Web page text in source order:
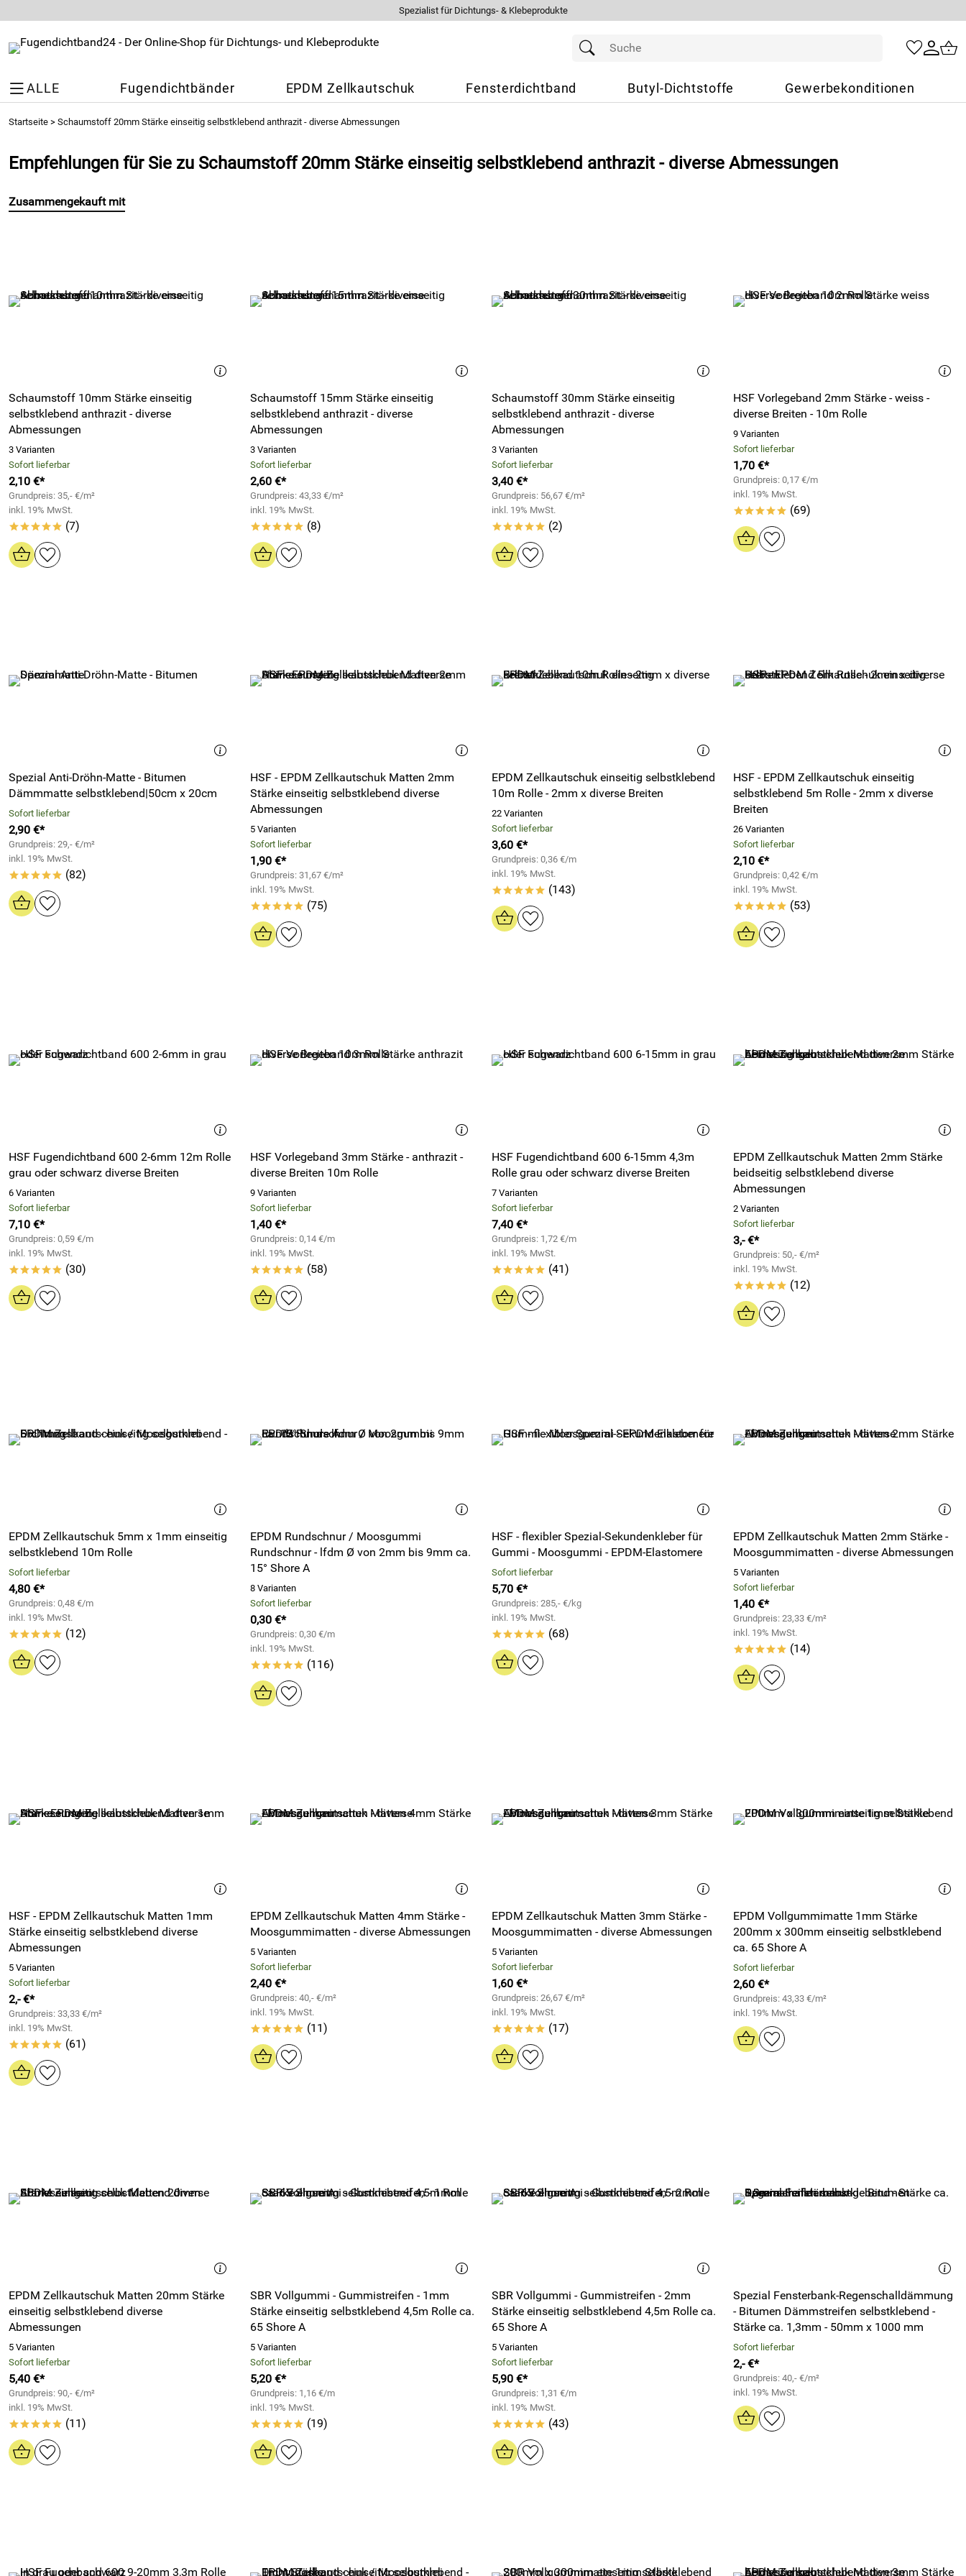
Spezialist für Dichtungs- & Klebeprodukte
ALLE Fugendichtbänder EPDM Zellkautschuk Fensterdichtband Butyl-Dichtstoffe Gewerbekonditionen
Startseite > Schaumstoff 20mm Stärke einseitig selbstklebend anthrazit - diverse Abmessungen
Empfehlungen für Sie zu Schaumstoff 20mm Stärke einseitig selbstklebend anthrazit - diverse Abmessungen
Zusammengekauft mit
Schaumstoff 10mm Stärke einseitig
selbstklebend anthrazit - diverse
Abmessungen
3 Varianten
Sofort lieferbar
2,10 €*
Grundpreis: 35,- €/m²
inkl. 19% MwSt.
***** (7)
Schaumstoff 15mm Stärke einseitig
selbstklebend anthrazit - diverse
Abmessungen
3 Varianten
Sofort lieferbar
2,60 €*
Grundpreis: 43,33 €/m²
inkl. 19% MwSt.
***** (8)
Schaumstoff 30mm Stärke einseitig
selbstklebend anthrazit - diverse
Abmessungen
3 Varianten
Sofort lieferbar
3,40 €*
Grundpreis: 56,67 €/m²
inkl. 19% MwSt.
***** (2)
HSF Vorlegeband 2mm Stärke - weiss -
diverse Breiten - 10m Rolle
9 Varianten
Sofort lieferbar
1,70 €*
Grundpreis: 0,17 €/m
inkl. 19% MwSt.
***** (69)
Spezial Anti-Dröhn-Matte - Bitumen
Dämmmatte selbstklebend|50cm x 20cm
Sofort lieferbar
2,90 €*
Grundpreis: 29,- €/m²
inkl. 19% MwSt.
***** (82)
HSF - EPDM Zellkautschuk Matten 2mm
Stärke einseitig selbstklebend diverse
Abmessungen
5 Varianten
Sofort lieferbar
1,90 €*
Grundpreis: 31,67 €/m²
inkl. 19% MwSt.
***** (75)
EPDM Zellkautschuk einseitig selbstklebend
10m Rolle - 2mm x diverse Breiten
22 Varianten
Sofort lieferbar
3,60 €*
Grundpreis: 0,36 €/m
inkl. 19% MwSt.
***** (143)
HSF - EPDM Zellkautschuk einseitig
selbstklebend 5m Rolle - 2mm x diverse
Breiten
26 Varianten
Sofort lieferbar
2,10 €*
Grundpreis: 0,42 €/m
inkl. 19% MwSt.
***** (53)
HSF Fugendichtband 600 2-6mm 12m Rolle
grau oder schwarz diverse Breiten
6 Varianten
Sofort lieferbar
7,10 €*
Grundpreis: 0,59 €/m
inkl. 19% MwSt.
***** (30)
HSF Vorlegeband 3mm Stärke - anthrazit -
diverse Breiten 10m Rolle
9 Varianten
Sofort lieferbar
1,40 €*
Grundpreis: 0,14 €/m
inkl. 19% MwSt.
***** (58)
HSF Fugendichtband 600 6-15mm 4,3m
Rolle grau oder schwarz diverse Breiten
7 Varianten
Sofort lieferbar
7,40 €*
Grundpreis: 1,72 €/m
inkl. 19% MwSt.
***** (41)
EPDM Zellkautschuk Matten 2mm Stärke
beidseitig selbstklebend diverse
Abmessungen
2 Varianten
Sofort lieferbar
3,- €*
Grundpreis: 50,- €/m²
inkl. 19% MwSt.
***** (12)
EPDM Zellkautschuk 5mm x 1mm einseitig
selbstklebend 10m Rolle
Sofort lieferbar
4,80 €*
Grundpreis: 0,48 €/m
inkl. 19% MwSt.
***** (12)
EPDM Rundschnur / Moosgummi
Rundschnur - lfdm Ø von 2mm bis 9mm ca.
15° Shore A
8 Varianten
Sofort lieferbar
0,30 €*
Grundpreis: 0,30 €/m
inkl. 19% MwSt.
***** (116)
HSF - flexibler Spezial-Sekundenkleber für
Gummi - Moosgummi - EPDM-Elastomere
Sofort lieferbar
5,70 €*
Grundpreis: 285,- €/kg
inkl. 19% MwSt.
***** (68)
EPDM Zellkautschuk Matten 2mm Stärke -
Moosgummimatten - diverse Abmessungen
5 Varianten
Sofort lieferbar
1,40 €*
Grundpreis: 23,33 €/m²
inkl. 19% MwSt.
***** (14)
HSF - EPDM Zellkautschuk Matten 1mm
Stärke einseitig selbstklebend diverse
Abmessungen
5 Varianten
Sofort lieferbar
2,- €*
Grundpreis: 33,33 €/m²
inkl. 19% MwSt.
***** (61)
EPDM Zellkautschuk Matten 4mm Stärke -
Moosgummimatten - diverse Abmessungen
5 Varianten
Sofort lieferbar
2,40 €*
Grundpreis: 40,- €/m²
inkl. 19% MwSt.
***** (11)
EPDM Zellkautschuk Matten 3mm Stärke -
Moosgummimatten - diverse Abmessungen
5 Varianten
Sofort lieferbar
1,60 €*
Grundpreis: 26,67 €/m²
inkl. 19% MwSt.
***** (17)
EPDM Vollgummimatte 1mm Stärke
200mm x 300mm einseitig selbstklebend
ca. 65 Shore A
Sofort lieferbar
2,60 €*
Grundpreis: 43,33 €/m²
inkl. 19% MwSt.
EPDM Zellkautschuk Matten 20mm Stärke
einseitig selbstklebend diverse
Abmessungen
5 Varianten
Sofort lieferbar
5,40 €*
Grundpreis: 90,- €/m²
inkl. 19% MwSt.
***** (11)
SBR Vollgummi - Gummistreifen - 1mm
Stärke einseitig selbstklebend 4,5m Rolle ca.
65 Shore A
5 Varianten
Sofort lieferbar
5,20 €*
Grundpreis: 1,16 €/m
inkl. 19% MwSt.
***** (19)
SBR Vollgummi - Gummistreifen - 2mm
Stärke einseitig selbstklebend 4,5m Rolle ca.
65 Shore A
5 Varianten
Sofort lieferbar
5,90 €*
Grundpreis: 1,31 €/m
inkl. 19% MwSt.
***** (43)
Spezial Fensterbank-Regenschalldämmung
- Bitumen Dämmstreifen selbstklebend -
Stärke ca. 1,3mm - 50mm x 1000 mm
Sofort lieferbar
2,- €*
Grundpreis: 40,- €/m²
inkl. 19% MwSt.